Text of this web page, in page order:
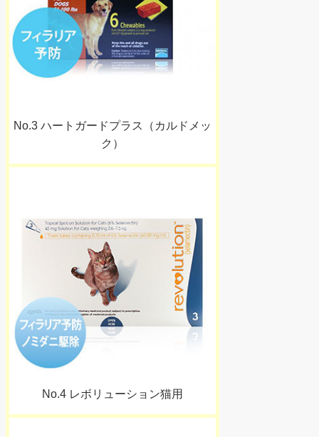
No.3 ハートガードプラス（カルドメッ
ク）
No.4 レボリューション猫用